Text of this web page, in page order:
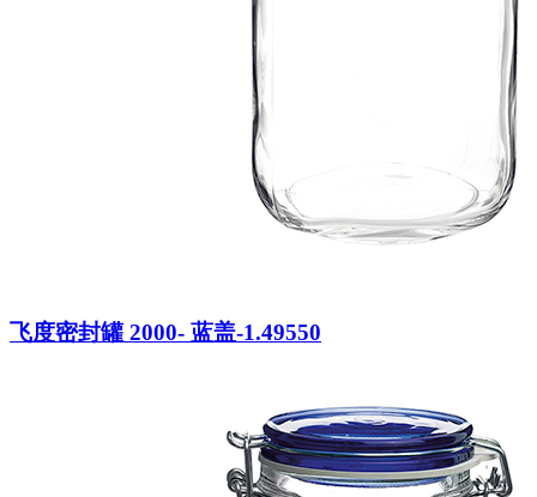
飞度密封罐 2000- 蓝盖-1.49550